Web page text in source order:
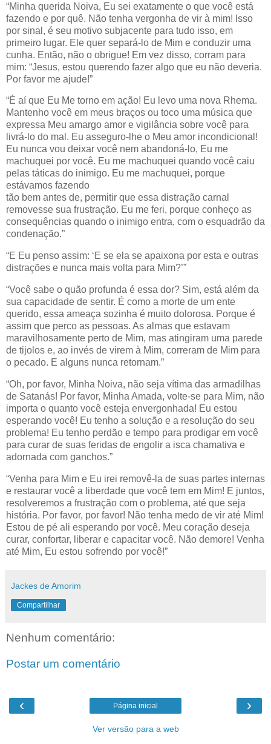
“Minha querida Noiva, Eu sei exatamente o que você está
fazendo e por quê. Não tenha vergonha de vir à mim! Isso
por sinal, é seu motivo subjacente para tudo isso, em
primeiro lugar. Ele quer separá-lo de Mim e conduzir uma
cunha. Então, não o obrigue! Em vez disso, corram para
mim: “Jesus, estou querendo fazer algo que eu não deveria.
Por favor me ajude!”
“É aí que Eu Me torno em ação! Eu levo uma nova Rhema.
Mantenho você em meus braços ou toco uma música que
expressa Meu amargo amor e vigilância sobre você para
livrá-lo do mal. Eu asseguro-lhe o Meu amor incondicional!
Eu nunca vou deixar você nem abandoná-lo, Eu me
machuquei por você. Eu me machuquei quando você caiu
pelas táticas do inimigo. Eu me machuquei, porque
estávamos fazendo
tão bem antes de, permitir que essa distração carnal
removesse sua frustração. Eu me feri, porque conheço as
consequências quando o inimigo entra, com o esquadrão da
condenação.”
“E Eu penso assim: ‘E se ela se apaixona por esta e outras
distrações e nunca mais volta para Mim?’”
“Você sabe o quão profunda é essa dor? Sim, está além da
sua capacidade de sentir. É como a morte de um ente
querido, essa ameaça sozinha é muito dolorosa. Porque é
assim que perco as pessoas. As almas que estavam
maravilhosamente perto de Mim, mas atingiram uma parede
de tijolos e, ao invés de virem à Mim, correram de Mim para
o pecado. E alguns nunca retornam.”
“Oh, por favor, Minha Noiva, não seja vítima das armadilhas
de Satanás! Por favor, Minha Amada, volte-se para Mim, não
importa o quanto você esteja envergonhada! Eu estou
esperando você! Eu tenho a solução e a resolução do seu
problema! Eu tenho perdão e tempo para prodigar em você
para curar de suas feridas de engolir a isca chamativa e
adornada com ganchos.”
“Venha para Mim e Eu irei removê-la de suas partes internas
e restaurar você a liberdade que você tem em Mim! E juntos,
resolveremos a frustração com o problema, até que seja
história. Por favor, por favor! Não tenha medo de vir até Mim!
Estou de pé ali esperando por você. Meu coração deseja
curar, confortar, liberar e capacitar você. Não demore! Venha
até Mim, Eu estou sofrendo por você!”
Jackes de Amorim
Compartilhar
Nenhum comentário:
Postar um comentário
‹ ›
Página inicial
Ver versão para a web